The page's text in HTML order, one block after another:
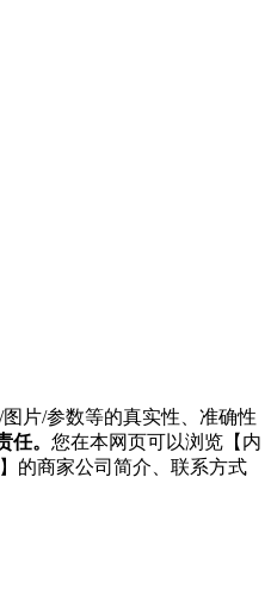
图片/参数等的真实性、准确性
。 您在本网页可以浏览【内
的商家公司简介、联系方式